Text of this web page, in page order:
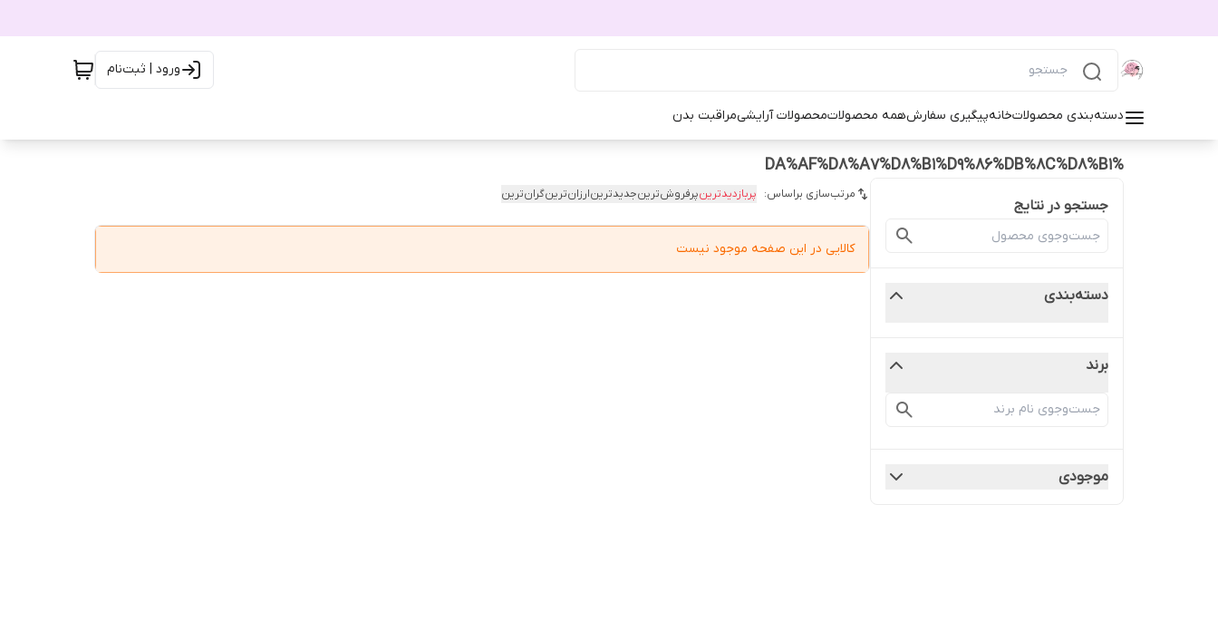
ورود | ثبت‌نام
دسته‌بندی محصولاتخانهپیگیری سفارشهمه محصولاتمحصولات آرایشیمراقبت بدن
%DA%AF%D8%A7%D8%B1%D9%86%DB%8C%D8%B1
جستجو در نتایج
دسته‌بندی
برند
موجودی
مرتب‌سازی براساس: پربازدیدترینپرفروش‌ترینجدیدترینارزان‌ترینگران‌ترین
کالایی در این صفحه موجود نیست